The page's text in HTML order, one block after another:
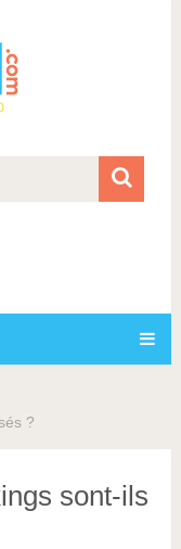
?
sont-ils